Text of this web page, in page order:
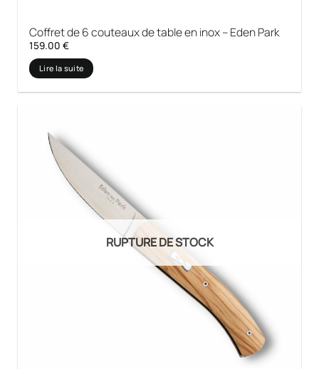
Coffret de 6 couteaux de table en inox – Eden Park
159.00€
Lire la suite
RUPTURE DE STOCK